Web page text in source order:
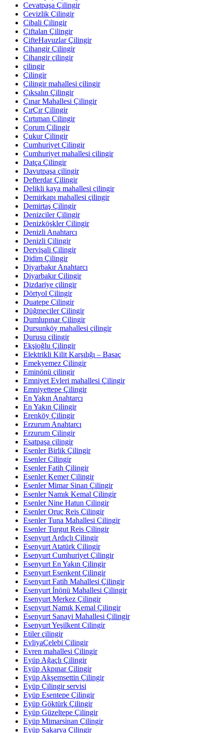
Cevatpaşa Çilingir
Cevizlik Çilingir
Cibali Çilingir
Çiftalan Çilingir
ÇifteHavuzlar Çilingir
Cihangir Çilingir
Cihangir çilingir
çilingir
Çilingir
Çilingir mahallesi çilingir
Çıksalın Çilingir
Çınar Mahallesi Çilingir
ÇırÇır Çilingir
Cırtıman Çilingir
Çorum Çilingir
Çukur Çilingir
Cumhuriyet Çilingir
Cumhuriyet mahallesi çilingir
Datça Çilingir
Davutpaşa çilingir
Defterdar Çilingir
Delikli kaya mahallesi çilingir
Demirkapı mahallesi çilingir
Demirtaş Çilingir
Denizciler Çilingir
Denizköşkler Çilingir
Denizli Anahtarcı
Denizli Çilingir
Dervişali Çilingir
Didim Çilingir
Diyarbakır Anahtarcı
Diyarbakır Çilingir
Dizdariye çilingir
Dörtyol Çilingir
Duatepe Çilingir
Düğmeciler Çilingir
Dumlupınar Çilingir
Dursunköy mahallesi çilingir
Durusu çilingir
Ekşioğlu Çilingir
Elektrikli Kilit Karşılığı – Basaç
Emekyemez Çilingir
Eminönü çilingir
Emniyet Evleri mahallesi Çilingir
Emniyettepe Çilingir
En Yakın Anahtarcı
En Yakın Çilingir
Erenköy Çilingir
Erzurum Anahtarcı
Erzurum Çilingir
Esatpaşa çilingir
Esenler Birlik Çilingir
Esenler Çilingir
Esenler Fatih Çilingir
Esenler Kemer Çilingir
Esenler Mimar Sinan Çilingir
Esenler Namık Kemal Çilingir
Esenler Nine Hatun Çilingir
Esenler Oruç Reis Çilingir
Esenler Tuna Mahallesi Çilingir
Esenler Turgut Reis Çilingir
Esenyurt Ardıçlı Çilingir
Esenyurt Atatürk Çilingir
Esenyurt Cumhuriyet Çilingir
Esenyurt En Yakın Çilingir
Esenyurt Esenkent Çilingir
Esenyurt Fatih Mahallesi Çilingir
Esenyurt İnönü Mahallesi Çilingir
Esenyurt Merkez Çilingir
Esenyurt Namık Kemal Çilingir
Esenyurt Sanayi Mahallesi Çilingir
Esenyurt Yeşilkent Çilingir
Etiler çilingir
EvliyaÇelebi Çilingir
Evren mahallesi Çilingir
Eyüp Ağaçlı Çilingir
Eyüp Akpınar Çilingir
Eyüp Akşemsettin Çilingir
Eyüp Çilingir servisi
Eyüp Esentepe Çilingir
Eyüp Göktürk Çilingir
Eyüp Güzeltepe Çilingir
Eyüp Mimarsinan Çilingir
Eyüp Sakarya Çilingir